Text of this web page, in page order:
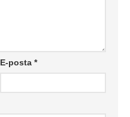
E-posta*